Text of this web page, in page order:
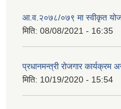
आ.व.२०७८/०७९ मा स्वीकृत
मिति: 08/08/2021 - 16:35
प्रधानमन्त्री रोजगार
मिति: 10/19/2020 - 15:54